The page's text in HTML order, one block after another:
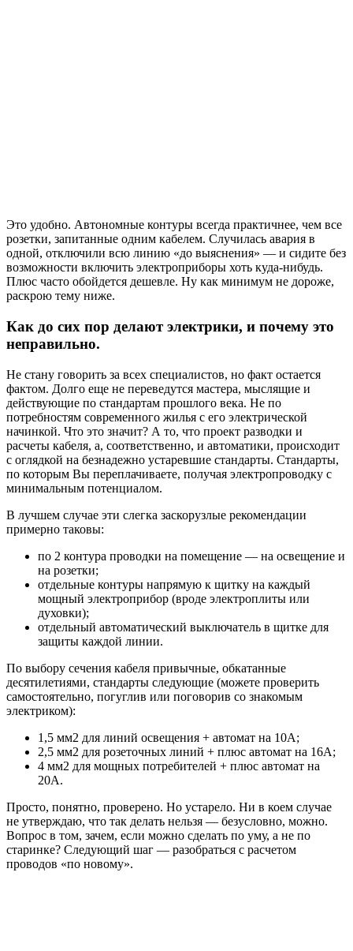
Это удобно. Автономные контуры всегда практичнее, чем все
розетки, запитанные одним кабелем. Случилась авария в
одной, отключили всю линию «до выяснения» — и сидите без
возможности включить электроприборы хоть куда-нибудь.
Плюс часто обойдется дешевле. Ну как минимум не дороже,
раскрою тему ниже.
Как до сих пор делают электрики, и почему это
неправильно.
Не стану говорить за всех специалистов, но факт остается
фактом. Долго еще не переведутся мастера, мыслящие и
действующие по стандартам прошлого века. Не по
потребностям современного жилья с его электрической
начинкой. Что это значит? А то, что проект разводки и
расчеты кабеля, а, соответственно, и автоматики, происходит
с оглядкой на безнадежно устаревшие стандарты. Стандарты,
по которым Вы переплачиваете, получая электропроводку с
минимальным потенциалом.
В лучшем случае эти слегка заскорузлые рекомендации
примерно таковы:
по 2 контура проводки на помещение — на освещение и
на розетки;
отдельные контуры напрямую к щитку на каждый
мощный электроприбор (вроде электроплиты или
духовки);
отдельный автоматический выключатель в щитке для
защиты каждой линии.
По выбору сечения кабеля привычные, обкатанные
десятилетиями, стандарты следующие (можете проверить
самостоятельно, погуглив или поговорив со знакомым
электриком):
1,5 мм2 для линий освещения + автомат на 10А;
2,5 мм2 для розеточных линий + плюс автомат на 16А;
4 мм2 для мощных потребителей + плюс автомат на
20А.
Просто, понятно, проверено. Но устарело. Ни в коем случае
не утверждаю, что так делать нельзя — безусловно, можно.
Вопрос в том, зачем, если можно сделать по уму, а не по
старинке? Следующий шаг — разобраться с расчетом
проводов «по новому».